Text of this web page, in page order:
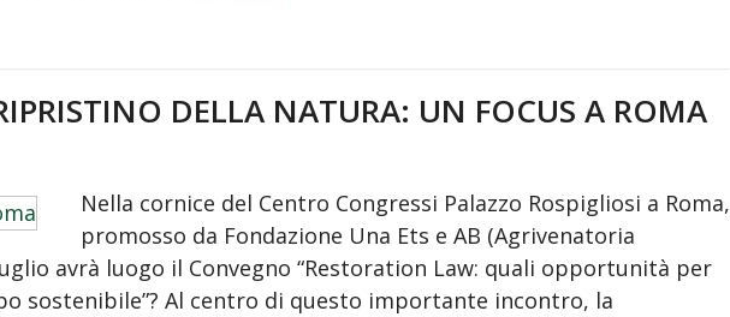
DELLA NATURA: UN FOCUS A ROMA
Nella cornice del Centro Congressi Palazzo Rospigliosi a Roma,
promosso da Fondazione Una Ets e AB (Agrivenatoria
avrà luogo il Convegno “Restoration Law: quali opportunità per
sostenibile”? Al centro di questo importante incontro, la